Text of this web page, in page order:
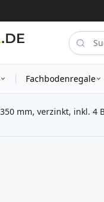
Fachbodenregale
mm, verzinkt, inkl. 4